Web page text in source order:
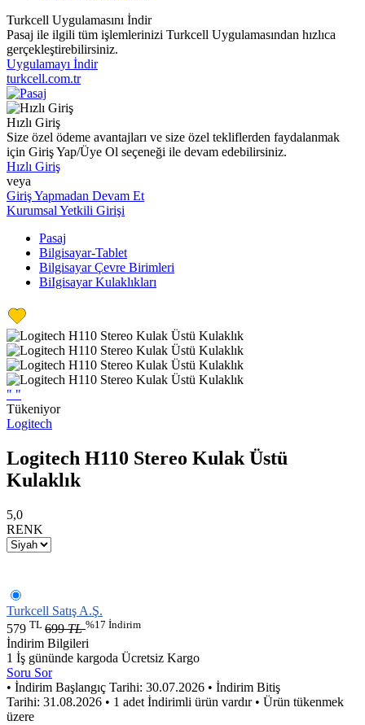
Turkcell Uygulamasını İndir
Pasaj ile ilgili tüm işlemlerinizi Turkcell Uygulamasından hızlıca
gerçekleştirebilirsiniz.
Uygulamayı İndir
turkcell.com.tr
Hızlı Giriş
Size özel ödeme avantajları ve size özel tekliflerden faydalanmak
için Giriş Yap/Üye Ol seçeneği ile devam edebilirsiniz.
Hızlı Giriş
veya
Giriş Yapmadan Devam Et
Kurumsal Yetkili Girişi
Pasaj
Bilgisayar-Tablet
Bilgisayar Çevre Birimleri
BiIgisayar Kulaklıkları
" "
Tükeniyor
Logitech
Logitech H110 Stereo Kulak Üstü
Kulaklık
5,0
RENK
Turkcell Satış A.Ş.
579 TL 699TL%17 İndirim
İndirim Bilgileri
1 İş gününde kargoda Ücretsiz Kargo
Soru Sor
• İndirim Başlangıç Tarihi: 30.07.2026 • İndirim Bitiş
Tarihi: 31.08.2026 • 1 adet İndirimli ürün vardır • Ürün tükenmek
üzere